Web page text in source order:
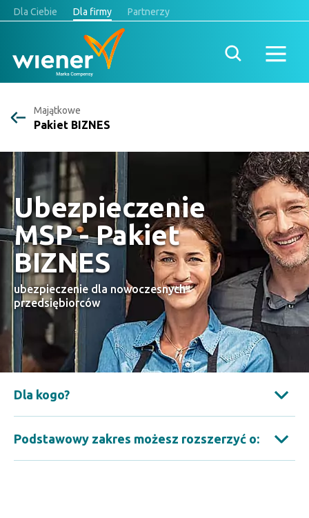
Dla Ciebie Dla firmy Partnerzy
Majątkowe
Pakiet BIZNES
Ubezpieczenie
MSP - Pakiet
BIZNES
ubezpieczenie dla nowoczesnych
przedsiębiorców
Dla kogo?
Podstawowy zakres możesz rozszerzyć o: